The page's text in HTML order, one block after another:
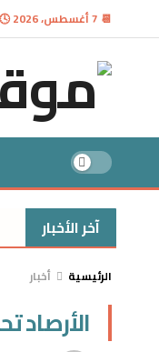
📆 7 أغسطس، 2026 🕓 7:17 صباحًا
آخر الأخبار
الرئيسية أخبار
الأرصاد